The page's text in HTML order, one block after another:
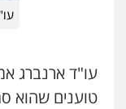
עו"ד ארנברג
טוענים שהוא